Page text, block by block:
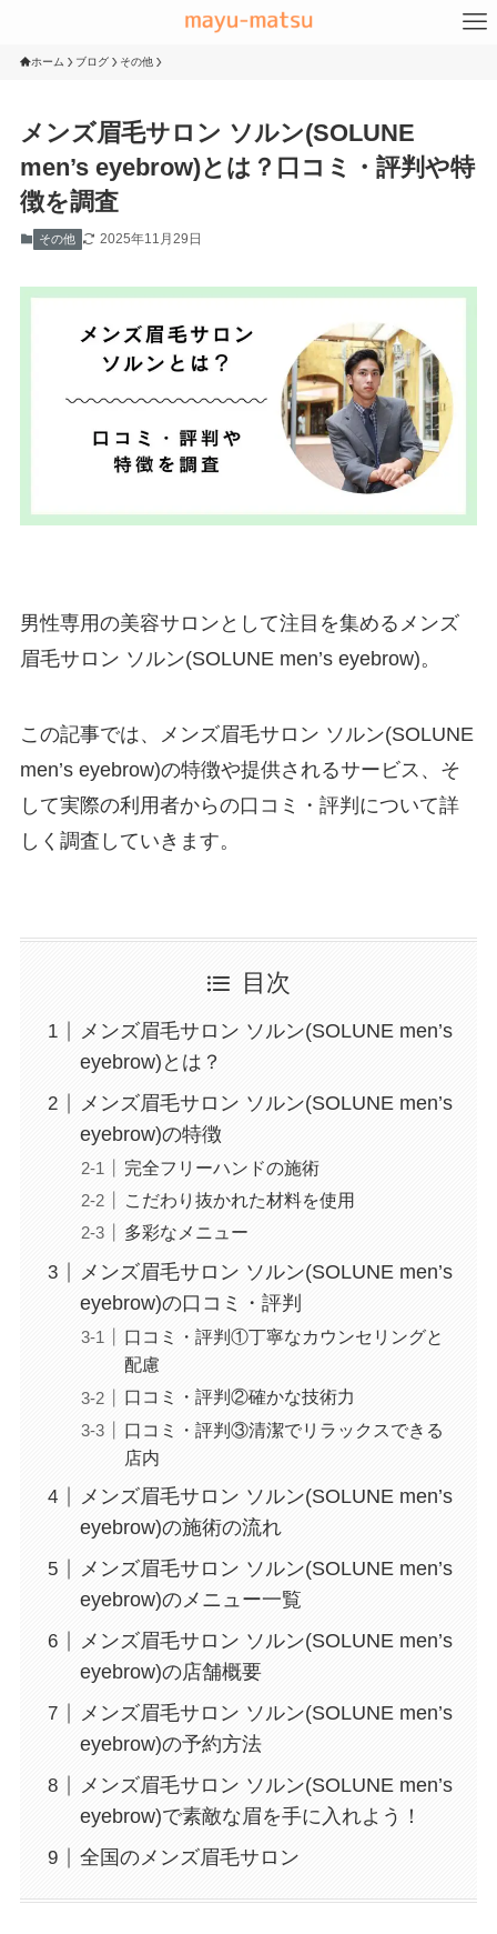
ホーム ブログ その他
メンズ眉毛サロン ソルン(SOLUNE
men’s eyebrow)とは？口コミ・評判や特
徴を調査
その他 2025年11月29日
男性専用の美容サロンとして注目を集めるメンズ
眉毛サロン ソルン(SOLUNE men’s eyebrow)。
この記事では、メンズ眉毛サロン ソルン(SOLUNE
men’s eyebrow)の特徴や提供されるサービス、そ
して実際の利用者からの口コミ・評判について詳
しく調査していきます。
目次
メンズ眉毛サロン ソルン(SOLUNE men’s
eyebrow)とは？
メンズ眉毛サロン ソルン(SOLUNE men’s
eyebrow)の特徴
完全フリーハンドの施術
こだわり抜かれた材料を使用
多彩なメニュー
メンズ眉毛サロン ソルン(SOLUNE men’s
eyebrow)の口コミ・評判
口コミ・評判①丁寧なカウンセリングと
配慮
口コミ・評判②確かな技術力
口コミ・評判③清潔でリラックスできる
店内
メンズ眉毛サロン ソルン(SOLUNE men’s
eyebrow)の施術の流れ
メンズ眉毛サロン ソルン(SOLUNE men’s
eyebrow)のメニュー一覧
メンズ眉毛サロン ソルン(SOLUNE men’s
eyebrow)の店舗概要
メンズ眉毛サロン ソルン(SOLUNE men’s
eyebrow)の予約方法
メンズ眉毛サロン ソルン(SOLUNE men’s
eyebrow)で素敵な眉を手に入れよう！
全国のメンズ眉毛サロン